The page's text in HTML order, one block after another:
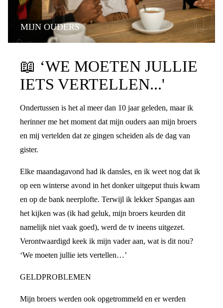
MIJN OUDERS
📖 ‘WE MOETEN JULLIE
IETS VERTELLEN...'
Ondertussen is het al meer dan 10 jaar geleden, maar ik
herinner me het moment dat mijn ouders aan mijn broers
en mij vertelden dat ze gingen scheiden als de dag van
gister.
Elke maandagavond had ik dansles, en ik weet nog dat ik
op een winterse avond in het donker uitgeput thuis kwam
en op de bank neerplofte. Terwijl ik lekker Spangas aan
het kijken was (ik had geluk, mijn broers keurden dit
namelijk niet vaak goed), werd de tv ineens uitgezet.
Verontwaardigd keek ik mijn vader aan, wat is dit nou?
‘We moeten jullie iets vertellen…’
GELDPROBLEMEN
Mijn broers werden ook opgetrommeld en er werden